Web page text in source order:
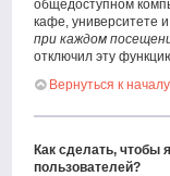
общедоступном
кафе, университете
при каждом
отключил эту
Вернуться к началу
Как сделать, чтобы
пользователей?